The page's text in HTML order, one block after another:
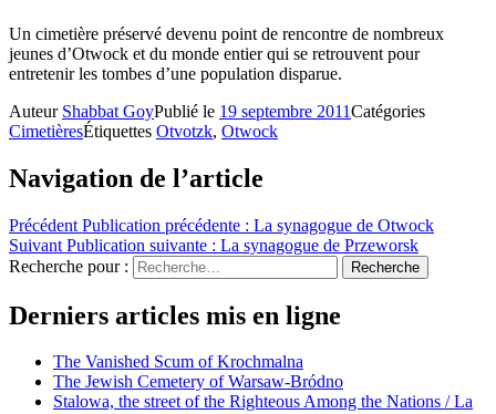
Un cimetière préservé devenu point de rencontre de nombreux
jeunes d’Otwock et du monde entier qui se retrouvent pour
entretenir les tombes d’une population disparue.
Auteur Shabbat GoyPublié le 19 septembre 2011Catégories
CimetièresÉtiquettes Otvotzk, Otwock
Navigation de l’article
Précédent Publication précédente : La synagogue de Otwock
Suivant Publication suivante : La synagogue de Przeworsk
Recherche pour :
Recherche
Derniers articles mis en ligne
The Vanished Scum of Krochmalna
The Jewish Cemetery of Warsaw-Bródno
Stalowa, the street of the Righteous Among the Nations / La